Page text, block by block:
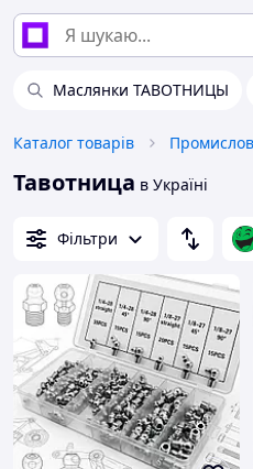
Маслянки ТАВОТНИЦЫ
Каталог товарів
Тавотница в Україні
Фільтри